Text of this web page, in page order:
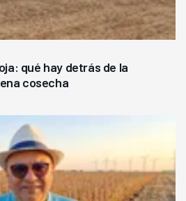
qué hay detrás de la
cosecha